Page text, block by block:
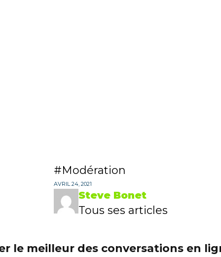
Modération
AVRIL 24, 2021
Steve Bonet
Tous ses articles
le meilleur des conversations en